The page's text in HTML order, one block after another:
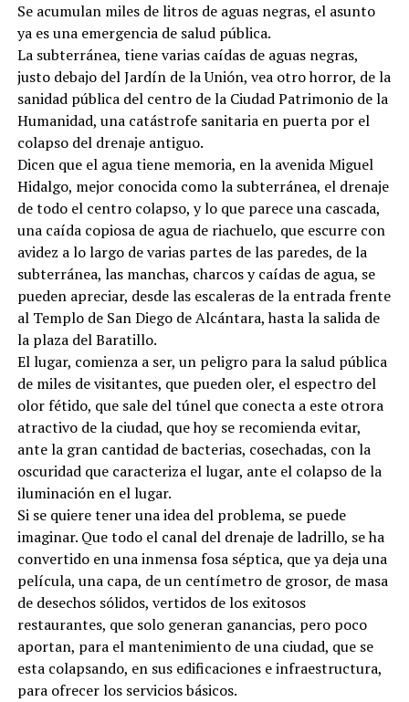
Se acumulan miles de litros de aguas negras, el asunto
ya es una emergencia de salud pública.
La subterránea, tiene varias caídas de aguas negras,
justo debajo del Jardín de la Unión, vea otro horror, de la
sanidad pública del centro de la Ciudad Patrimonio de la
Humanidad, una catástrofe sanitaria en puerta por el
colapso del drenaje antiguo.
Dicen que el agua tiene memoria, en la avenida Miguel
Hidalgo, mejor conocida como la subterránea, el drenaje
de todo el centro colapso, y lo que parece una cascada,
una caída copiosa de agua de riachuelo, que escurre con
avidez a lo largo de varias partes de las paredes, de la
subterránea, las manchas, charcos y caídas de agua, se
pueden apreciar, desde las escaleras de la entrada frente
al Templo de San Diego de Alcántara, hasta la salida de
la plaza del Baratillo.
El lugar, comienza a ser, un peligro para la salud pública
de miles de visitantes, que pueden oler, el espectro del
olor fétido, que sale del túnel que conecta a este otrora
atractivo de la ciudad, que hoy se recomienda evitar,
ante la gran cantidad de bacterias, cosechadas, con la
oscuridad que caracteriza el lugar, ante el colapso de la
iluminación en el lugar.
Si se quiere tener una idea del problema, se puede
imaginar. Que todo el canal del drenaje de ladrillo, se ha
convertido en una inmensa fosa séptica, que ya deja una
película, una capa, de un centímetro de grosor, de masa
de desechos sólidos, vertidos de los exitosos
restaurantes, que solo generan ganancias, pero poco
aportan, para el mantenimiento de una ciudad, que se
esta colapsando, en sus edificaciones e infraestructura,
para ofrecer los servicios básicos.